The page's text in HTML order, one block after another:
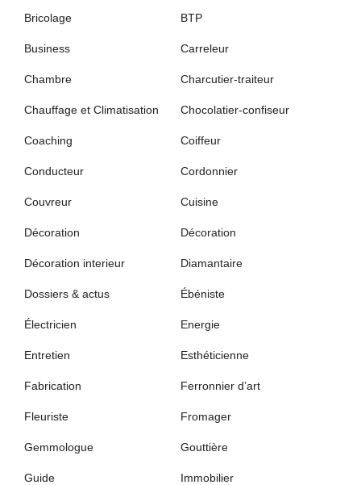
Bricolage BTP
Business Carreleur
Chambre Charcutier-traiteur
Chauffage et Climatisation Chocolatier-confiseur
Coaching Coiffeur
Conducteur Cordonnier
Couvreur Cuisine
Décoration Décoration
Décoration interieur Diamantaire
Dossiers & actus Ébéniste
Électricien Energie
Entretien Esthéticienne
Fabrication Ferronnier d’art
Fleuriste Fromager
Gemmologue Gouttière
Guide Immobilier